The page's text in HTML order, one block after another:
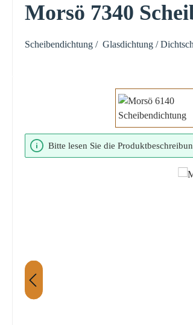
Morsö 7340
Scheibendichtung / Glasdichtung /
Bildergalerie überspringen
Bitte lesen Sie die